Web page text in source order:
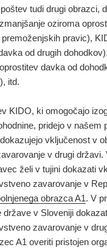
tudi drugi obrazci,
oziroma
premoženjskih pravic),
od drugih
davka od
itd.
KIDO, ki omogočajo
pridejo v našem
vključenost v
v drugi državi.
želi v tujini dokazati
zavarovanje v
obrazca A1. V
države v Sloveniji
zavarovanje v
A1 overiti pristojen